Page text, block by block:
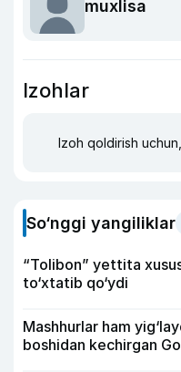
muxlisa
Izohlar
Izoh qoldirish
So‘nggi yangiliklar
“Tolibon” yettita
to‘xtatib qo‘ydi
Mashhurlar ham
boshidan kechirgan